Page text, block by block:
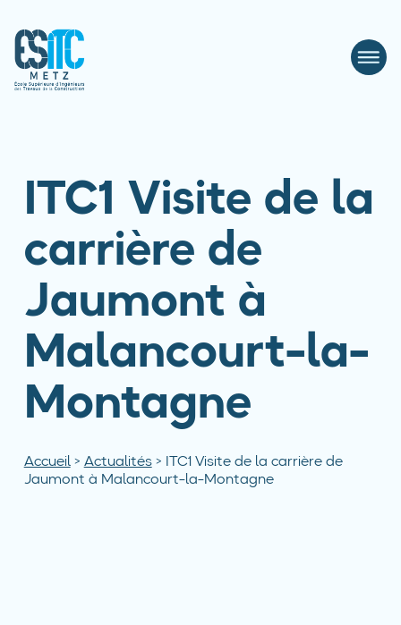
ITC1 Visite de la
carrière de
Jaumont à
Malancourt-la-
Montagne
Accueil> Actualités>
ITC1 Visite de la carrière de
Jaumont à Malancourt-la-Montagne